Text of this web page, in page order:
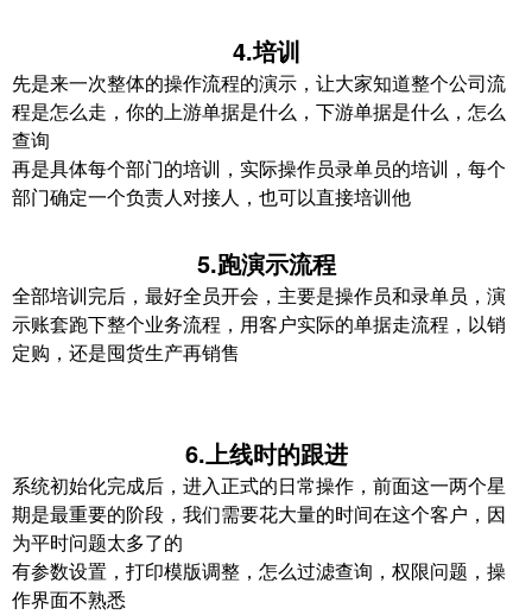
4.培训
先是来一次整体的操作流程的演示，让大家知道整个公司流
程是怎么走，你的上游单据是什么，下游单据是什么，怎么
查询
再是具体每个部门的培训，实际操作员录单员的培训，每个
部门确定一个负责人对接人，也可以直接培训他
5.跑演示流程
全部培训完后，最好全员开会，主要是操作员和录单员，演
示账套跑下整个业务流程，用客户实际的单据走流程，以销
定购，还是囤货生产再销售
6.上线时的跟进
系统初始化完成后，进入正式的日常操作，前面这一两个星
期是最重要的阶段，我们需要花大量的时间在这个客户，因
为平时问题太多了的
有参数设置，打印模版调整，怎么过滤查询，权限问题，操
作界面不熟悉